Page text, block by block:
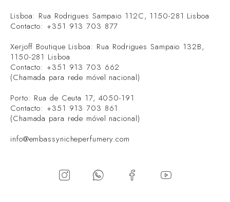
Lisboa: Rua Rodrigues Sampaio 112C, 1150-281 Lisboa
Contacto: +351 913 703 877
Xerjoff Boutique Lisboa: Rua Rodrigues Sampaio 132B,
1150-281 Lisboa
Contacto: +351 913 703 662
(Chamada para rede móvel nacional)
Porto: Rua de Ceuta 17, 4050-191
Contacto: +351 913 703 861
(Chamada para rede móvel nacional)
info@embassynicheperfumery.com